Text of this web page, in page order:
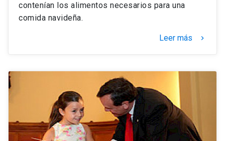
contenían los alimentos necesarios para una
comida navideña.
Leer más keyboard_arrow_right